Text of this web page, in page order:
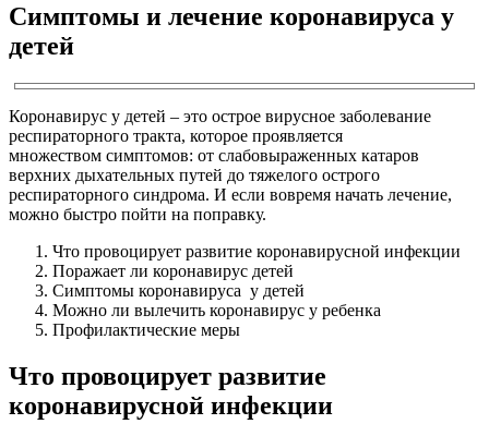
Симптомы и лечение коронавируса у
детей
Коронавирус у детей – это острое вирусное заболевание
респираторного тракта, которое проявляется
множеством симптомов: от слабовыраженных катаров
верхних дыхательных путей до тяжелого острого
респираторного синдрома. И если вовремя начать лечение,
можно быстро пойти на поправку.
Что провоцирует развитие коронавирусной инфекции
Поражает ли коронавирус детей
Симптомы коронавируса у детей
Можно ли вылечить коронавирус у ребенка
Профилактические меры
Что провоцирует развитие
коронавирусной инфекции